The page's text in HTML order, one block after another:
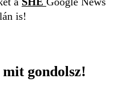
is!
gondolsz!